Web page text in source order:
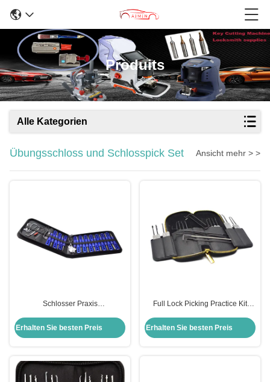
Produits
Alle Kategorien
Übungsschloss und Schlosspick Set Ansicht mehr > >
Schlosser Praxis
Haken Schlosser Schlosser
Auswahl Haus Schloss Set
Erhalten Sie besten Preis
Full Lock Picking Practice Kit
Lernen
Erhalten Sie besten Preis